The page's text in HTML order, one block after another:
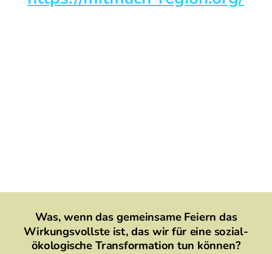
Was, wenn das gemeinsame Feiern das
Wirkungsvollste ist, das wir für eine sozial-
ökologische Transformation tun können?